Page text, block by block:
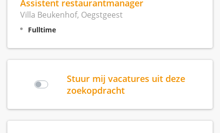
Assistent restaurantmanager
Villa Beukenhof, Oegstgeest
Fulltime
Stuur mij vacatures uit deze
zoekopdracht